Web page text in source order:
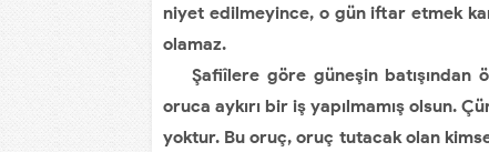
niyet edilmeyince, o gün iftar etmek
olamaz.
Şafiîlere göre güneşin batışından
oruca aykırı bir iş yapılmamış olsun.
yoktur. Bu oruç, oruç tutacak olan